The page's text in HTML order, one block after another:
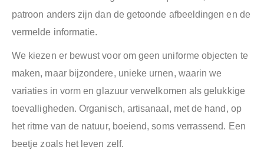
patroon anders zijn dan de getoonde afbeeldingen en de
vermelde informatie.
We kiezen er bewust voor om geen uniforme objecten te
maken, maar bijzondere, unieke urnen, waarin we
variaties in vorm en glazuur verwelkomen als gelukkige
toevalligheden. Organisch, artisanaal, met de hand, op
het ritme van de natuur, boeiend, soms verrassend. Een
beetje zoals het leven zelf.